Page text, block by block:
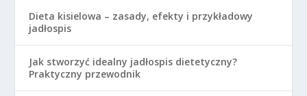
Dieta kisielowa – zasady, efekty i przykładowy
jadłospis
Jak stworzyć idealny jadłospis dietetyczny?
Praktyczny przewodnik